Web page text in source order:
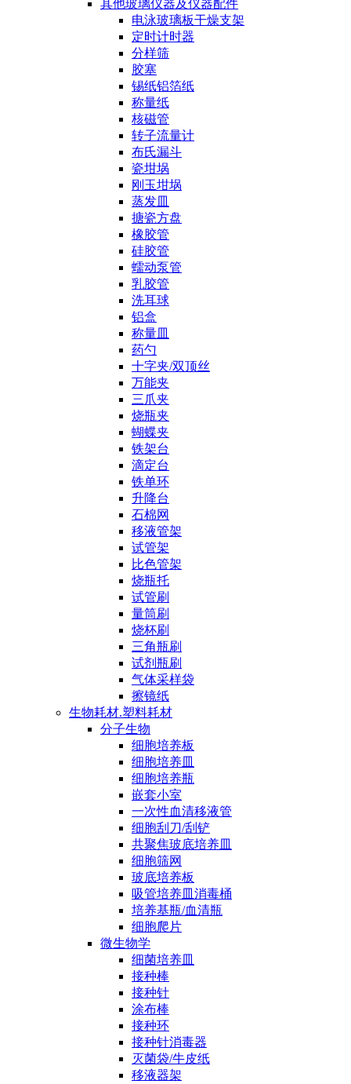
其他玻璃仪器及仪器配件
电泳玻璃板干燥支架
定时计时器
分样筛
胶塞
锡纸铝箔纸
称量纸
核磁管
转子流量计
布氏漏斗
瓷坩埚
刚玉坩埚
蒸发皿
搪瓷方盘
橡胶管
硅胶管
蠕动泵管
乳胶管
洗耳球
铝盒
称量皿
药勺
十字夹/双顶丝
万能夹
三爪夹
烧瓶夹
蝴蝶夹
铁架台
滴定台
铁单环
升降台
石棉网
移液管架
试管架
比色管架
烧瓶托
试管刷
量筒刷
烧杯刷
三角瓶刷
试剂瓶刷
气体采样袋
擦镜纸
生物耗材.塑料耗材
分子生物
细胞培养板
细胞培养皿
细胞培养瓶
嵌套小室
一次性血清移液管
细胞刮刀/刮铲
共聚焦玻底培养皿
细胞筛网
玻底培养板
吸管培养皿消毒桶
培养基瓶/血清瓶
细胞爬片
微生物学
细菌培养皿
接种棒
接种针
涂布棒
接种环
接种针消毒器
灭菌袋/牛皮纸
移液器架